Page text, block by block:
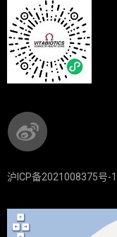
沪ICP备2021008375号-1